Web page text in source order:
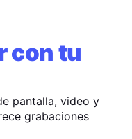
con tu
pantalla, video y
grabaciones